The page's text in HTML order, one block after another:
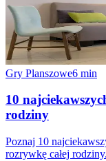
Gry Planszowe6 min
10
rodziny
Poznaj 10
rozrywkę całej